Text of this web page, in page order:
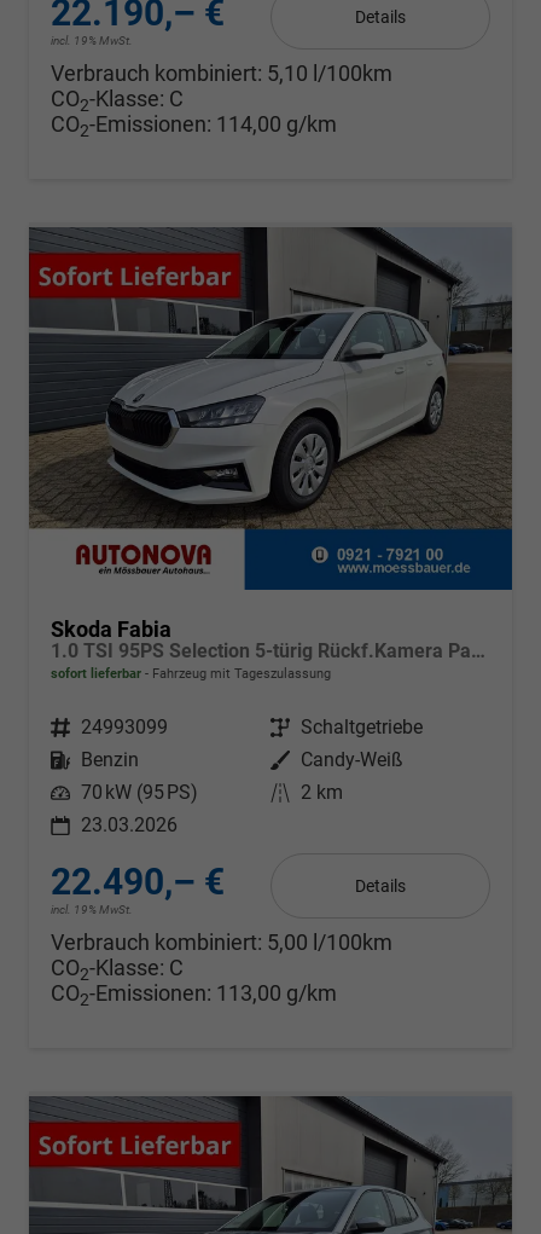
22.190,– €
incl. 19% MwSt.
Details
Verbrauch kombiniert: 5,10 l/100km
CO2-Klasse: C
CO2-Emissionen: 114,00 g/km
Skoda Fabia
1.0 TSI 95PS Selection 5-türig Rückf.Kamera Parksensoren Sitzheizung Multifunktionslenkrad Klima Skoda-Radio Bluetooth Touchscreen Tempomat Nebelsch. Apple CarPlay + Android Auto
sofort lieferbar Fahrzeug mit Tageszulassung
Fahrzeugnr. 24993099 Getriebe Schaltgetriebe
Kraftstoff
Benzin Außenfarbe Candy-Weiß
Leistung 70 kW (95 PS) Kilometerstand 2 km
23.03.2026
22.490,– €
incl. 19% MwSt.
Details
Verbrauch kombiniert: 5,00 l/100km
CO2-Klasse: C
CO2-Emissionen: 113,00 g/km